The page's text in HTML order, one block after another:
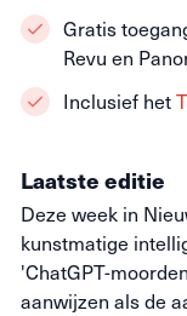
Laatste editie
Deze week in
kunstmatige
'ChatGPT-
aanwijzen als de
Gratis
Revu en
Inclusief het